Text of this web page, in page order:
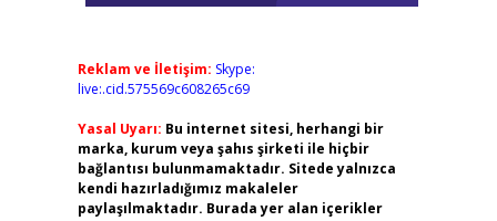
Reklam ve İletişim: Skype:
live:.cid.575569c608265c69
Yasal Uyarı: Bu internet sitesi, herhangi bir
marka, kurum veya şahıs şirketi ile hiçbir
bağlantısı bulunmamaktadır. Sitede yalnızca
kendi hazırladığımız makaleler
paylaşılmaktadır. Burada yer alan içerikler